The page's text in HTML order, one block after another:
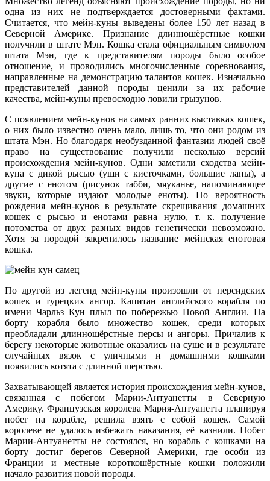
одна из них не подтверждается достоверными фактами.
Считается, что мейн-куны выведены более 150 лет назад в
Северной Америке. Признание длинношёрстные кошки
получили в штате Мэн. Кошка стала официальным символом
штата Мэн, где к представителям породы было особое
отношение, и проводились многочисленные соревнования,
направленные на демонстрацию талантов кошек. Изначально
представителей данной породы ценили за их рабочие
качества, мейн-куны превосходно ловили грызунов.
С появлением мейн-кунов на самых ранних выставках кошек,
о них было известно очень мало, лишь то, что они родом из
штата Мэн. Но благодаря необузданной фантазии людей своё
право на существование получили несколько версий
происхождения мейн-кунов. Одни заметили сходства мейн-
куна с дикой рысью (уши с кисточками, большие лапы), а
другие с енотом (рисунок табби, мяуканье, напоминающее
звуки, которые издают молодые еноты). Но вероятность
рождения мейн-кунов в результате скрещивания домашних
кошек с рысью и енотами равна нулю, т. к. получение
потомства от двух разных видов генетически невозможно.
Хотя за породой закрепилось название мейнская енотовая
кошка.
По другой из легенд мейн-куны произошли от персидских
кошек и турецких ангор. Капитан английского корабля по
имени Чарльз Кун плыл по побережью Новой Англии. На
борту корабля было множество кошек, среди которых
преобладали длинношёрстные персы и ангоры. Причалив к
берегу некоторые животные оказались на суше и в результате
случайных вязок с уличными и домашними кошками
появились котята с длинной шерстью.
Захватывающей является история происхождения мейн-кунов,
связанная с побегом Марии-Антуанетты в Северную
Америку. Французская королева Мария-Антуанетта планируя
побег на корабле, решила взять с собой кошек. Самой
королеве не удалось избежать наказания, её казнили. Побег
Марии-Антуанетты не состоялся, но корабль с кошками на
борту достиг берегов Северной Америки, где особи из
Франции и местные короткошёрстные кошки положили
начало развития новой породы.